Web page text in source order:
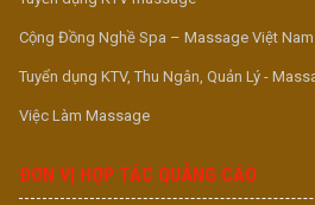
Cộng Đồng Nghề Spa – Massage Việt Nam
Tuyển dụng KTV, Thu Ngân, Quản Lý -
Việc Làm Massage
ĐƠN VỊ HỢP TÁC QUẢNG CÁO